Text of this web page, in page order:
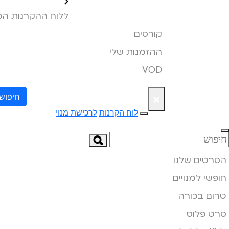
ללוח ההקרנות
קורסים
ההזמנות שלי
VOD
לוח הקרנותלרכישת מנוי
הסרטים שלנו
חופשי למנויים
טרום בכורה
סרט פלוס